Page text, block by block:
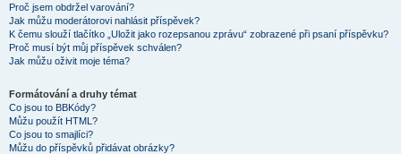
Proč jsem obdržel varování?
Jak můžu moderátorovi nahlásit příspěvek?
K čemu slouží tlačítko „Uložit jako rozepsanou zprávu“ zobrazené při psaní příspěvku?
Proč musí být můj příspěvek schválen?
Jak můžu oživit moje téma?
Formátování a druhy témat
Co jsou to BBKódy?
Můžu použít HTML?
Co jsou to smajlíci?
Můžu do příspěvků přidávat obrázky?